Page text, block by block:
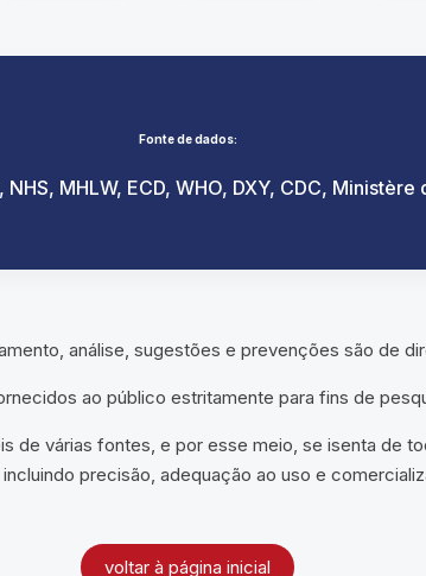
Fonte de dados:
NHS, MHLW, ECD, WHO, DXY, CDC, Ministère
análise, sugestões e prevenções são de
ao público estritamente para fins de
várias fontes, e por esse meio, se isenta de
precisão, adequação ao uso e
voltar à página inicial